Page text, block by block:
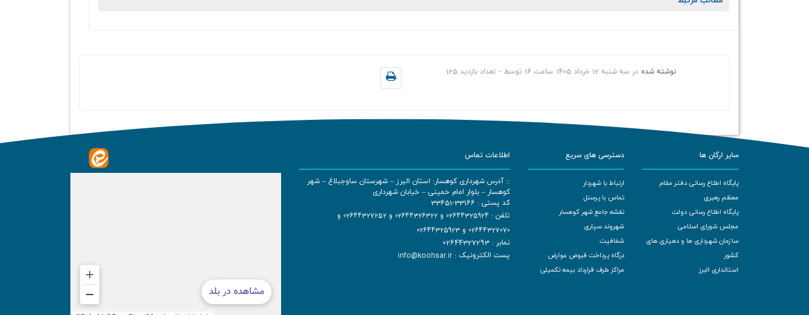
نوشته شده در سه شنبه 12 خرداد 1405 ساعت 16 توسط - تعداد بازدید 125
سایر ارگان ها
پایگاه اطلاع رسانی دفتر مقام
معظم رهبری
پایگاه اطلاع رسانی دولت
مجلس شورای اسلامی
سازمان شهرداری ها و دهیاری های
کشور
استانداری البرز
دسترسی های سریع
ارتباط با شهردار
تماس با پرسنل
نقشه جامع شهر کوهسار
شهروند سپاری
شفافیت
درگاه پرداخت قبوض عوارض
مراکز طرف قرارداد بیمه تکمیلی
اطلاعات تماس
:: آدرس شهرداری کوهسار: استان البرز – شهرستان ساوجبلاغ – شهر
کوهسار – بلوار امام خمینی – خیابان شهرداری
کد پستی : 33166-33651
تلفن : 02644325924 و 02644326322 و 02644327252 و
02644327070 و 02644325923
نمابر : 02644327293
پست الکترونیک : info@koohsar.ir